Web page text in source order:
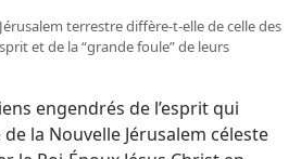
terrestre diffère-​t-​elle de celle des
et de la “grande foule” de leurs
engendrés de l’esprit qui
la Nouvelle Jérusalem céleste